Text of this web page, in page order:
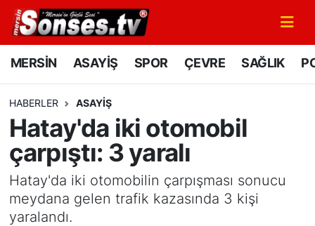
MERSİN ASAYİŞ SPOR ÇEVRE SAĞLIK
HABERLER ASAYİŞ
Hatay'da iki otomobil
çarpıştı: 3 yaralı
Hatay'da iki otomobilin çarpışması sonucu
meydana gelen trafik kazasında 3 kişi
yaralandı.
MERSİN
SPOR
GÜNÜN MANŞETİ
DÜNYA
Mersin Nöbetçi Eczaneler
Mersin Namaz Vakitleri
Mersin Trafik Yoğunluk Haritası
Süper Lig Puan Durumu ve Fikstür